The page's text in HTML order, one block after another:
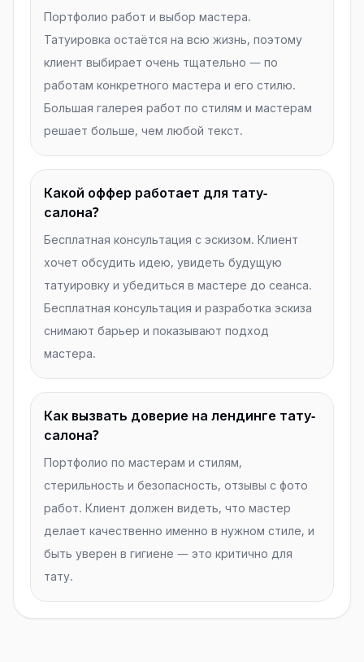
Портфолио работ и выбор мастера.
Татуировка остаётся на всю жизнь, поэтому
клиент выбирает очень тщательно — по
работам конкретного мастера и его стилю.
Большая галерея работ по стилям и мастерам
решает больше, чем любой текст.
Какой оффер работает для тату-
салона?
Бесплатная консультация с эскизом. Клиент
хочет обсудить идею, увидеть будущую
татуировку и убедиться в мастере до сеанса.
Бесплатная консультация и разработка эскиза
снимают барьер и показывают подход
мастера.
Как вызвать доверие на лендинге тату-
салона?
Портфолио по мастерам и стилям,
стерильность и безопасность, отзывы с фото
работ. Клиент должен видеть, что мастер
делает качественно именно в нужном стиле, и
быть уверен в гигиене — это критично для
тату.